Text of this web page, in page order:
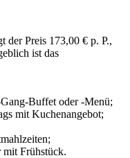
der Preis 173,00 € p. P.,
ist das
Buffet oder -Menü;
mit Kuchenangebot;
mit Frühstück.